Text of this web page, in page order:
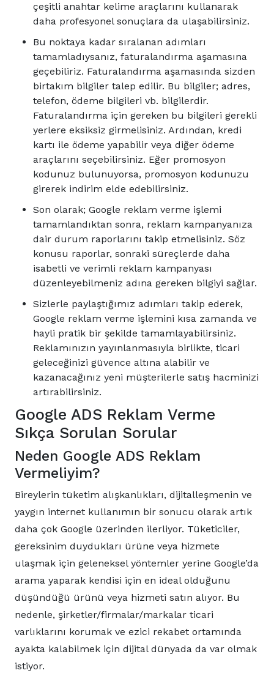
çeşitli anahtar kelime araçlarını kullanarak
daha profesyonel sonuçlara da ulaşabilirsiniz.
Bu noktaya kadar sıralanan adımları
tamamladıysanız, faturalandırma aşamasına
geçebiliriz. Faturalandırma aşamasında sizden
birtakım bilgiler talep edilir. Bu bilgiler; adres,
telefon, ödeme bilgileri vb. bilgilerdir.
Faturalandırma için gereken bu bilgileri gerekli
yerlere eksiksiz girmelisiniz. Ardından, kredi
kartı ile ödeme yapabilir veya diğer ödeme
araçlarını seçebilirsiniz. Eğer promosyon
kodunuz bulunuyorsa, promosyon kodunuzu
girerek indirim elde edebilirsiniz.
Son olarak; Google reklam verme işlemi
tamamlandıktan sonra, reklam kampanyanıza
dair durum raporlarını takip etmelisiniz. Söz
konusu raporlar, sonraki süreçlerde daha
isabetli ve verimli reklam kampanyası
düzenleyebilmeniz adına gereken bilgiyi sağlar.
Sizlerle paylaştığımız adımları takip ederek,
Google reklam verme işlemini kısa zamanda ve
hayli pratik bir şekilde tamamlayabilirsiniz.
Reklamınızın yayınlanmasıyla birlikte, ticari
geleceğinizi güvence altına alabilir ve
kazanacağınız yeni müşterilerle satış hacminizi
artırabilirsiniz.
Google ADS Reklam Verme
Sıkça Sorulan Sorular
Neden Google ADS Reklam
Vermeliyim?
Bireylerin tüketim alışkanlıkları, dijitalleşmenin ve
yaygın internet kullanımın bir sonucu olarak artık
daha çok Google üzerinden ilerliyor. Tüketiciler,
gereksinim duydukları ürüne veya hizmete
ulaşmak için geleneksel yöntemler yerine Google’da
arama yaparak kendisi için en ideal olduğunu
düşündüğü ürünü veya hizmeti satın alıyor. Bu
nedenle, şirketler/firmalar/markalar ticari
varlıklarını korumak ve ezici rekabet ortamında
ayakta kalabilmek için dijital dünyada da var olmak
istiyor.